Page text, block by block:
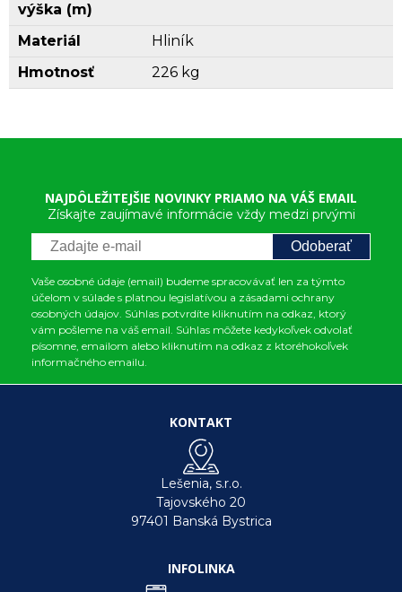
výška (m)
Materiál
Hliník
Hmotnosť
226 kg
NAJDÔLEŽITEJŠIE NOVINKY PRIAMO NA VÁŠ EMAIL
Získajte zaujímavé informácie vždy medzi prvými
Odoberať
Vaše osobné údaje (email) budeme spracovávať len za týmto
účelom v súlade s platnou legislatívou a zásadami ochrany
osobných údajov. Súhlas potvrdíte kliknutím na odkaz, ktorý
vám pošleme na váš email. Súhlas môžete kedykoľvek odvolať
písomne, emailom alebo kliknutím na odkaz z ktoréhokoľvek
informačného emailu.
KONTAKT
Lešenia, s.r.o.
Tajovského 20
97401 Banská Bystrica
INFOLINKA